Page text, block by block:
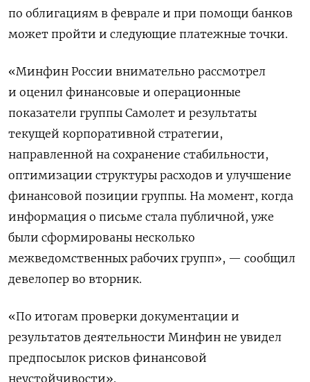
по облигациям в феврале и при помощи банков
может пройти ​и следующие платежные точки.
«Минфин России внимательно рассмотрел
и ‌оценил финансовые и операционные
показатели группы Самолет и результаты
текущей корпоративной ​стратегии,
направленной на сохранение стабильности,
оптимизации структуры расходов и улучшение
финансовой позиции ‌группы. На момент, когда
информация о письме стала публичной, уже
были сформированы несколько
межведомственных рабочих групп», — сообщил
девелопер ​во вторник.
«По ​итогам проверки документации ‌и
результатов деятельности Минфин не увидел
предпосылок рисков финансовой
неустойчивости».